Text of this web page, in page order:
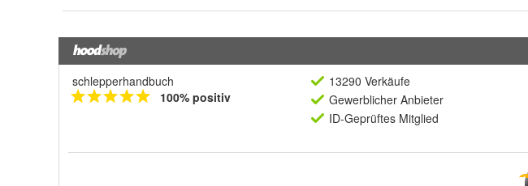
schlepperhandbuch
100% positiv
13290 Verkäufe
Gewerblicher Anbieter
ID-Geprüftes Mitglied